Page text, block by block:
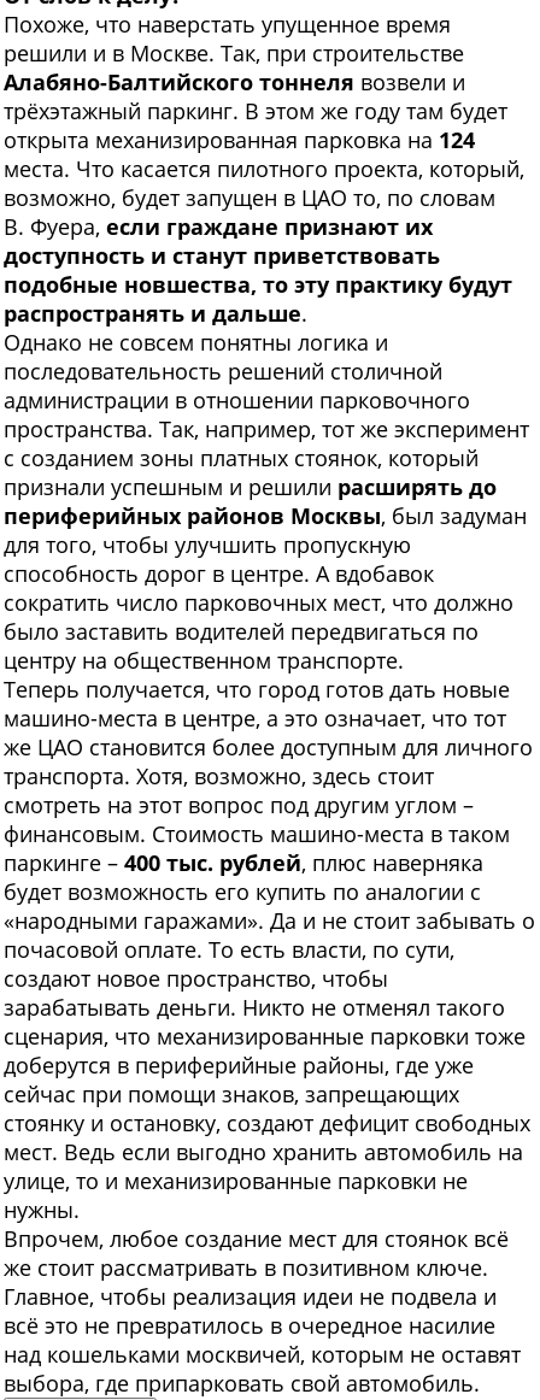
Похоже, что наверстать упущенное время
решили и в Москве. Так, при строительстве
Алабяно-Балтийского тоннеля возвели и
трёхэтажный паркинг. В этом же году там будет
открыта механизированная парковка на 124
места. Что касается пилотного проекта, который,
возможно, будет запущен в ЦАО то, по словам
В. Фуера, если граждане признают их
доступность и станут приветствовать
подобные новшества, то эту практику будут
распространять и дальше.
Однако не совсем понятны логика и
последовательность решений столичной
администрации в отношении парковочного
пространства. Так, например, тот же эксперимент
с созданием зоны платных стоянок, который
признали успешным и решили расширять до
периферийных районов Москвы, был задуман
для того, чтобы улучшить пропускную
способность дорог в центре. А вдобавок
сократить число парковочных мест, что должно
было заставить водителей передвигаться по
центру на общественном транспорте.
Теперь получается, что город готов дать новые
машино-места в центре, а это означает, что тот
же ЦАО становится более доступным для личного
транспорта. Хотя, возможно, здесь стоит
смотреть на этот вопрос под другим углом –
финансовым. Стоимость машино-места в таком
паркинге – 400 тыс. рублей, плюс наверняка
будет возможность его купить по аналогии с
«народными гаражами». Да и не стоит забывать о
почасовой оплате. То есть власти, по сути,
создают новое пространство, чтобы
зарабатывать деньги. Никто не отменял такого
сценария, что механизированные парковки тоже
доберутся в периферийные районы, где уже
сейчас при помощи знаков, запрещающих
стоянку и остановку, создают дефицит свободных
мест. Ведь если выгодно хранить автомобиль на
улице, то и механизированные парковки не
нужны.
Впрочем, любое создание мест для стоянок всё
же стоит рассматривать в позитивном ключе.
Главное, чтобы реализация идеи не подвела и
всё это не превратилось в очередное насилие
над кошельками москвичей, которым не оставят
выбора, где припарковать свой автомобиль.